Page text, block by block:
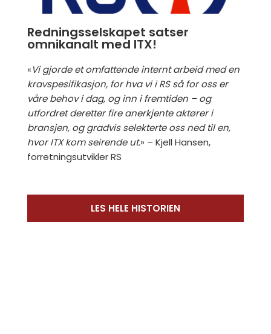
Redningsselskapet satser
omnikanalt med ITX!
«Vi gjorde et omfattende internt arbeid med en
kravspesifikasjon, for hva vi i RS så for oss er
vårebehov i dag, og inn i fremtiden – og
utfordret deretter fire anerkjente aktører i
bransjen, oggradvis selekterte oss ned til en,
hvor ITX kom seirende ut.» – Kjell Hansen,
forretningsutvikler RS
LES HELE HISTORIEN